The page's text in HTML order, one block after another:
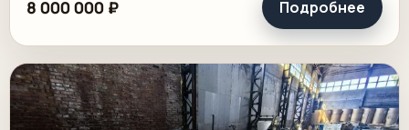
8 000 000 ₽ Подробнее